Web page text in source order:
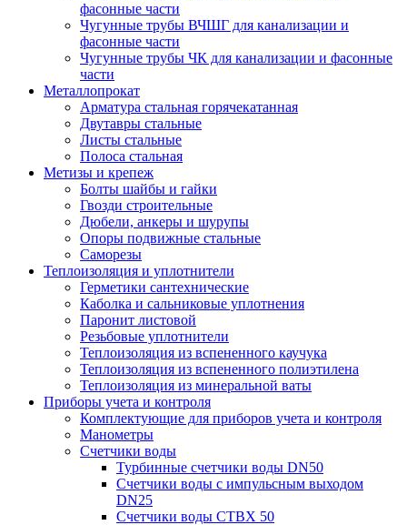
фасонные части
Чугунные трубы ВЧШГ для канализации и
фасонные части
Чугунные трубы ЧК для канализации и фасонные
части
Металлопрокат
Арматура стальная горячекатанная
Двутавры стальные
Листы стальные
Полоса стальная
Метизы и крепеж
Болты шайбы и гайки
Гвозди строительные
Дюбели, анкеры и шурупы
Опоры подвижные стальные
Саморезы
Теплоизоляция и уплотнители
Герметики сантехнические
Каболка и сальниковые уплотнения
Паронит листовой
Резьбовые уплотнители
Теплоизоляция из вспененного каучука
Теплоизоляция из вспененного полиэтилена
Теплоизоляция из минеральной ваты
Приборы учета и контроля
Комплектующие для приборов учета и контроля
Манометры
Счетчики воды
Турбинные счетчики воды DN50
Счетчики воды с импульсным выходом
DN25
Счетчики воды СТВХ 50